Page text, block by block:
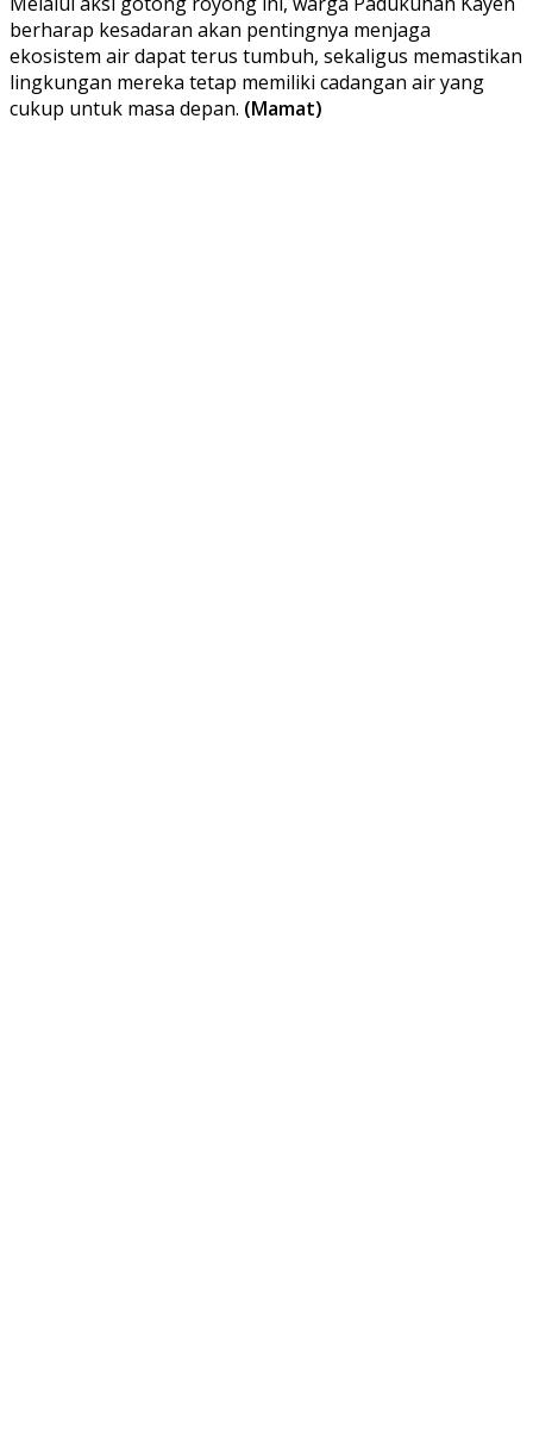
berharap kesadaran akan pentingnya menjaga
ekosistem air dapat terus tumbuh, sekaligus memastikan
lingkungan mereka tetap memiliki cadangan air yang
cukup untuk masa depan. (Mamat)